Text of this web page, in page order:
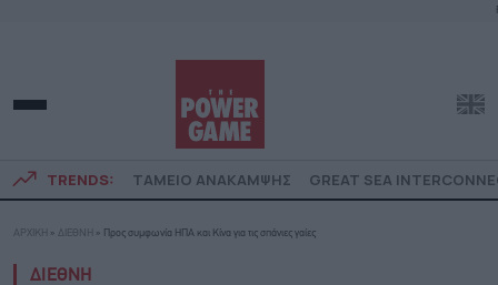
TRENDS: ΤΑΜΕΙΟ ΑΝΑΚΑΜΨΗΣ GREAT SEA
ΑΡΧΙΚΗ » ΔΙΕΘΝΗ » Προς συμφωνία ΗΠΑ και Κίνα για τις σπάνιες γαίες
ΔΙΕΘΝΗ